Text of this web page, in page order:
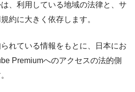
、利用している地域の法律と、サ
約に大きく依存します。
れている情報をもとに、日本にお
Premiumへのアクセスの法的側